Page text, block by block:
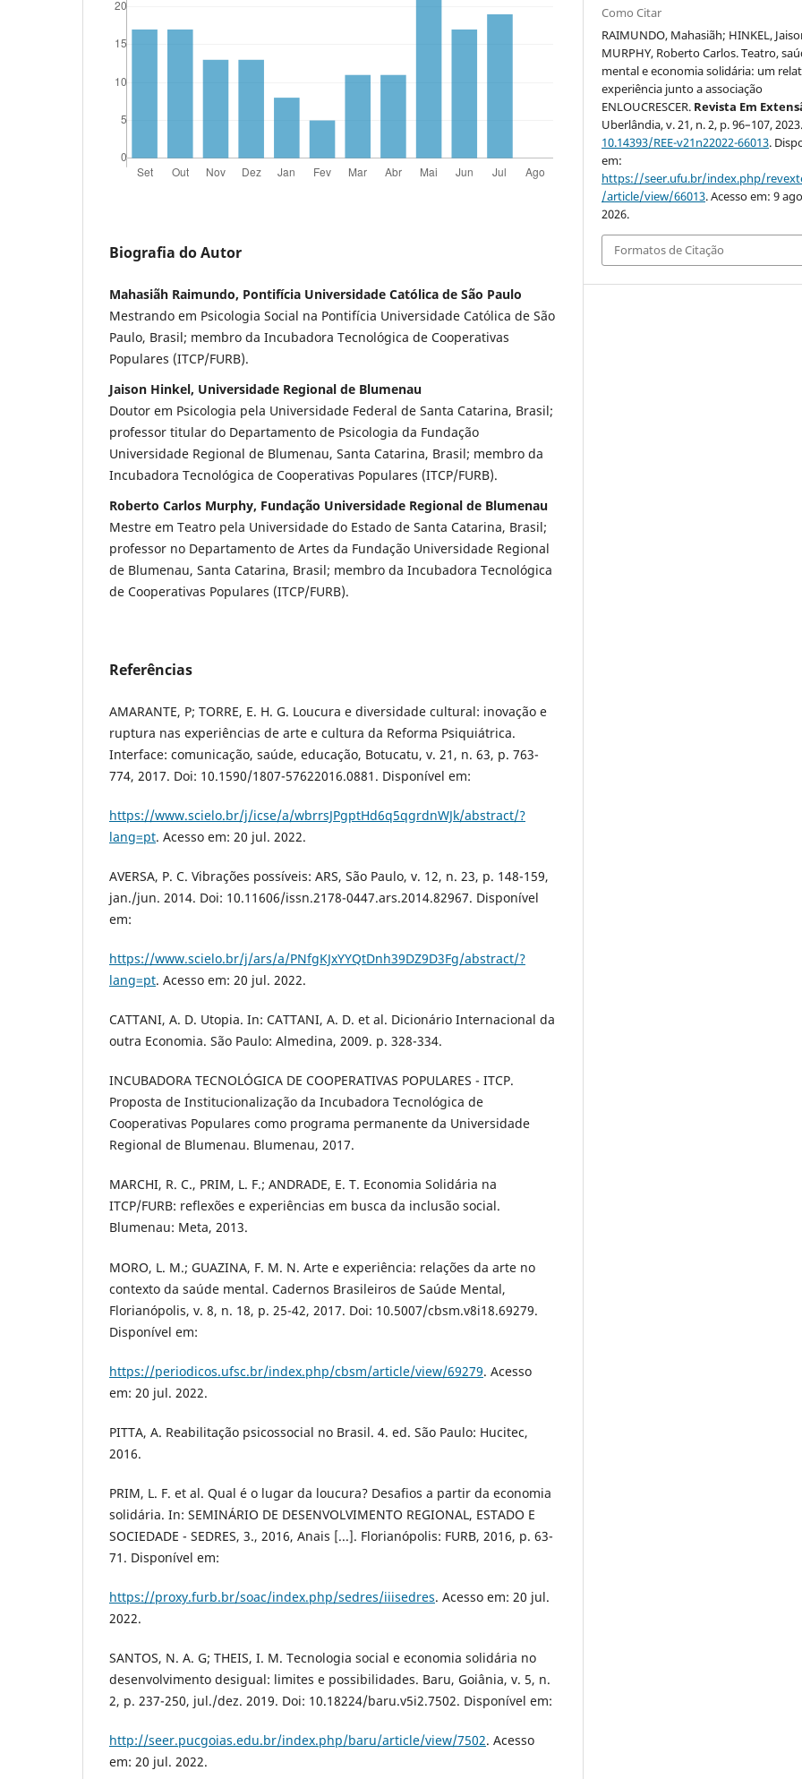
Biografia do Autor
Mahasiãh Raimundo, Pontifícia Universidade Católica de São Paulo
Mestrando em Psicologia Social na Pontifícia Universidade Católica de São
Paulo, Brasil; membro da Incubadora Tecnológica de Cooperativas
Populares (ITCP/FURB).
Jaison Hinkel, Universidade Regional de Blumenau
Doutor em Psicologia pela Universidade Federal de Santa Catarina, Brasil;
professor titular do Departamento de Psicologia da Fundação
Universidade Regional de Blumenau, Santa Catarina, Brasil; membro da
Incubadora Tecnológica de Cooperativas Populares (ITCP/FURB).
Roberto Carlos Murphy, Fundação Universidade Regional de Blumenau
Mestre em Teatro pela Universidade do Estado de Santa Catarina, Brasil;
professor no Departamento de Artes da Fundação Universidade Regional
de Blumenau, Santa Catarina, Brasil; membro da Incubadora Tecnológica
de Cooperativas Populares (ITCP/FURB).
Referências
AMARANTE, P; TORRE, E. H. G. Loucura e diversidade cultural: inovação e
ruptura nas experiências de arte e cultura da Reforma Psiquiátrica.
Interface: comunicação, saúde, educação, Botucatu, v. 21, n. 63, p. 763-
774, 2017. Doi: 10.1590/1807-57622016.0881. Disponível em:
https://www.scielo.br/j/icse/a/wbrrsJPgptHd6q5qgrdnWJk/abstract/?
lang=pt. Acesso em: 20 jul. 2022.
AVERSA, P. C. Vibrações possíveis: ARS, São Paulo, v. 12, n. 23, p. 148-159,
jan./jun. 2014. Doi: 10.11606/issn.2178-0447.ars.2014.82967. Disponível
em:
https://www.scielo.br/j/ars/a/PNfgKJxYYQtDnh39DZ9D3Fg/abstract/?
lang=pt. Acesso em: 20 jul. 2022.
CATTANI, A. D. Utopia. In: CATTANI, A. D. et al. Dicionário Internacional da
outra Economia. São Paulo: Almedina, 2009. p. 328-334.
INCUBADORA TECNOLÓGICA DE COOPERATIVAS POPULARES - ITCP.
Proposta de Institucionalização da Incubadora Tecnológica de
Cooperativas Populares como programa permanente da Universidade
Regional de Blumenau. Blumenau, 2017.
MARCHI, R. C., PRIM, L. F.; ANDRADE, E. T. Economia Solidária na
ITCP/FURB: reflexões e experiências em busca da inclusão social.
Blumenau: Meta, 2013.
MORO, L. M.; GUAZINA, F. M. N. Arte e experiência: relações da arte no
contexto da saúde mental. Cadernos Brasileiros de Saúde Mental,
Florianópolis, v. 8, n. 18, p. 25-42, 2017. Doi: 10.5007/cbsm.v8i18.69279.
Disponível em:
https://periodicos.ufsc.br/index.php/cbsm/article/view/69279. Acesso
em: 20 jul. 2022.
PITTA, A. Reabilitação psicossocial no Brasil. 4. ed. São Paulo: Hucitec,
2016.
PRIM, L. F. et al. Qual é o lugar da loucura? Desafios a partir da economia
solidária. In: SEMINÁRIO DE DESENVOLVIMENTO REGIONAL, ESTADO E
SOCIEDADE - SEDRES, 3., 2016, Anais [...]. Florianópolis: FURB, 2016, p. 63-
71. Disponível em:
https://proxy.furb.br/soac/index.php/sedres/iiisedres. Acesso em: 20 jul.
2022.
SANTOS, N. A. G; THEIS, I. M. Tecnologia social e economia solidária no
desenvolvimento desigual: limites e possibilidades. Baru, Goiânia, v. 5, n.
2, p. 237-250, jul./dez. 2019. Doi: 10.18224/baru.v5i2.7502. Disponível em:
http://seer.pucgoias.edu.br/index.php/baru/article/view/7502. Acesso
em: 20 jul. 2022.
Como Citar
RAIMUNDO, Mahasiãh; HINKEL,
MURPHY, Roberto Carlos. Teatro,
mental e economia solidária: um
experiência junto a associação
ENLOUCRESCER. Revista Em
Uberlândia, v. 21, n. 2, p. 96–107,
10.14393/REE-v21n22022-66013.
em:
https://seer.ufu.br/index.php/
/article/view/66013. Acesso em: 9
2026.
Formatos de Citação